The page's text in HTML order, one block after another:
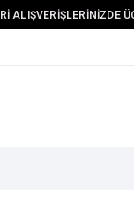
ALIŞVERİŞLERİNİZDE